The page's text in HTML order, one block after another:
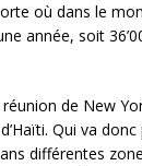
où dans le
année, soit
de New
Qui va
différentes